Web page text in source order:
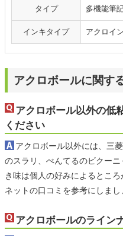
タイプ 多機能筆
インキタイプ アクロイ
アクロボールに関す
アクロボール以外の低
ください
アクロボール以外には、三
のスラリ、ぺんてるのビクー
き味は個人の好みによるとこ
ネットの口コミを参考にしまし
アクロボールのライン